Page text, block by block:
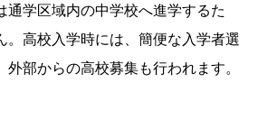
通学区域内の中学校へ進学するた
。高校入学時には、簡便な入学者選
部からの高校募集も行われます。